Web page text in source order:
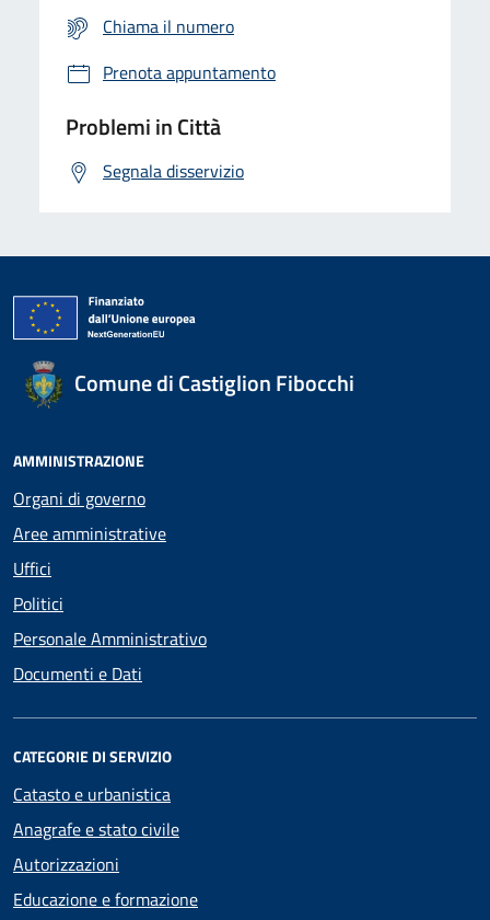
Chiama il numero
Prenota appuntamento
Problemi in Città
Segnala disservizio
Comune di Castiglion Fibocchi
AMMINISTRAZIONE
Organi di governo
Aree amministrative
Uffici
Politici
Personale Amministrativo
Documenti e Dati
CATEGORIE DI SERVIZIO
Catasto e urbanistica
Anagrafe e stato civile
Autorizzazioni
Educazione e formazione